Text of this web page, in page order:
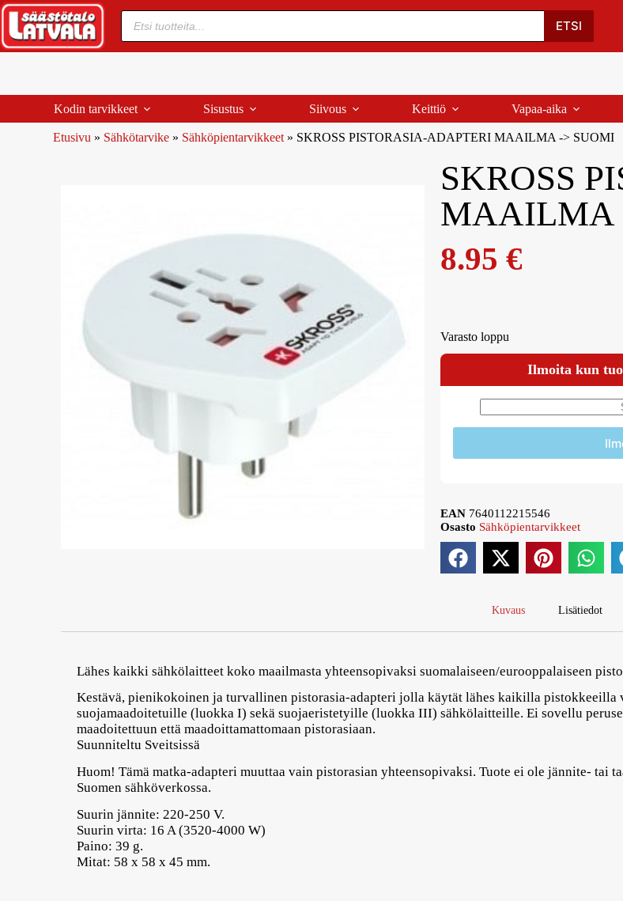
Oma Tili Ostoskori
ETSI
Kodin tarvikkeet Sisustus Siivous Keittiö Vapaa-aika
Etusivu » Sähkötarvike » Sähköpientarvikkeet » SKROSS PISTORASIA-ADAPTERI MAAILMA -> SUOMI
SKROSS
MAAILMA
8.95 €
Varasto loppu
Ilmoita kun
EAN 7640112215546
Osasto Sähköpientarvikkeet
Kuvaus Lisätiedot
Lähes kaikki sähkölaitteet koko maailmasta yhteensopivaksi suomalaiseen/eurooppalaiseen
Kestävä, pienikokoinen ja turvallinen pistorasia-adapteri jolla käytät lähes kaikilla pistokkeeilla
suojamaadoitetuille (luokka I) sekä suojaeristetyille (luokka III) sähkölaitteille. Ei sovellu
maadoitettuun että maadoittamattomaan pistorasiaan.
Suunniteltu Sveitsissä
Huom! Tämä matka-adapteri muuttaa vain pistorasian yhteensopivaksi. Tuote ei ole jännite- tai
Suomen sähköverkossa.
Suurin jännite: 220-250 V.
Suurin virta: 16 A (3520-4000 W)
Paino: 39 g.
Mitat: 58 x 58 x 45 mm.